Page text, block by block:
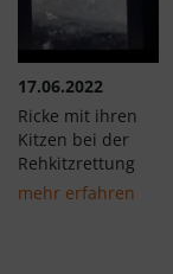
17.06.2022
Ricke mit ihren
Kitzen bei der
Rehkitzrettung
mehr erfahren